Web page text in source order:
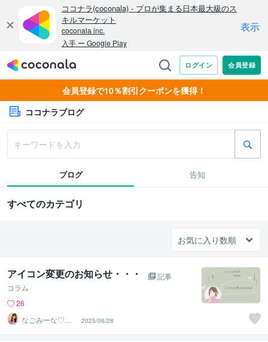
会員登録で10％割引クーポンを獲得！
ココナラブログ
ブログ 告知
すべてのカテゴリ
アイコン変更のお知らせ・・・
記事
コラム
26
なごみーな♡癒
し系心のサポー
ター
2025/06/28